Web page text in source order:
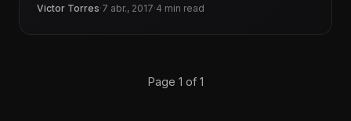
errores o
Victor Torres·7 abr., 2017·4 min read
Page 1 of 1